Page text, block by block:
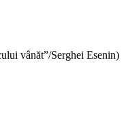
vânăt”/Serghei Esenin)